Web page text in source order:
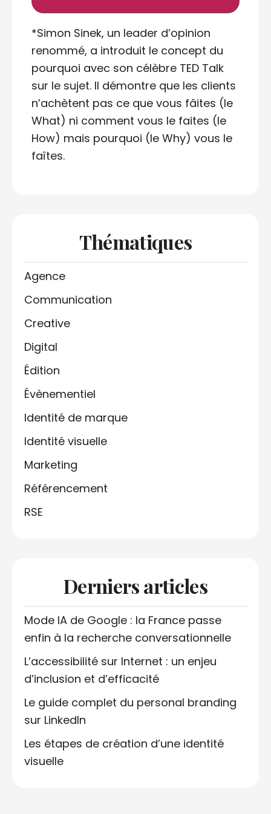
*Simon Sinek, un leader d’opinion
renommé, a introduit le concept du
pourquoi avec son célèbre TED Talk
sur le sujet. Il démontre que les clients
n’achètent pas ce que vous fâites (le
What) ni comment vous le faites (le
How) mais pourquoi (le Why) vous le
faîtes.
Thématiques
Agence
Communication
Creative
Digital
Édition
Évènementiel
Identité de marque
Identité visuelle
Marketing
Référencement
RSE
Derniers articles
Mode IA de Google : la France passe
enfin à la recherche conversationnelle
L’accessibilité sur Internet : un enjeu
d’inclusion et d’efficacité
Le guide complet du personal branding
sur LinkedIn
Les étapes de création d’une identité
visuelle